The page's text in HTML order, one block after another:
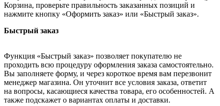
Корзина, проверьте правильность заказанных позиций и
нажмите кнопку «Оформить заказ» или «Быстрый заказ».
Быстрый заказ
Функция «Быстрый заказ» позволяет покупателю не
проходить всю процедуру оформления заказа самостоятельно.
Вы заполняете форму, и через короткое время вам перезвонит
менеджер магазина. Он уточнит все условия заказа, ответит
на вопросы, касающиеся качества товара, его особенностей. А
также подскажет о вариантах оплаты и доставки.